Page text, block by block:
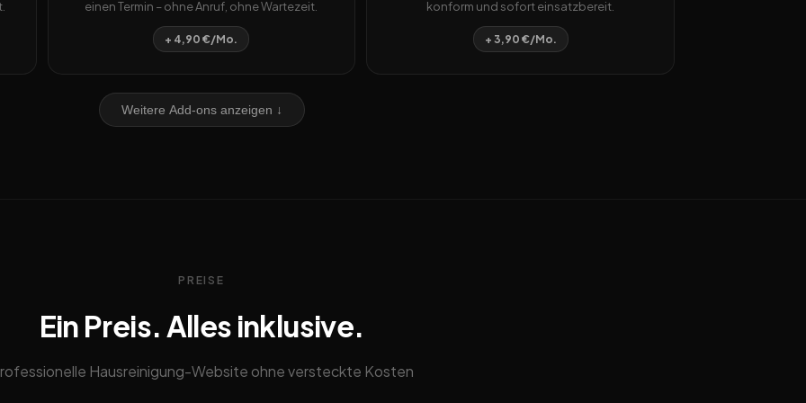
einen Termin – ohne Anruf, ohne Wartezeit.
+ 4,90 €/Mo.
konform und sofort einsatzbereit.
+ 3,90 €/Mo.
Weitere Add-ons anzeigen ↓
PREISE
Ein Preis. Alles inklusive.
Hausreinigung-Website ohne versteckte Kosten